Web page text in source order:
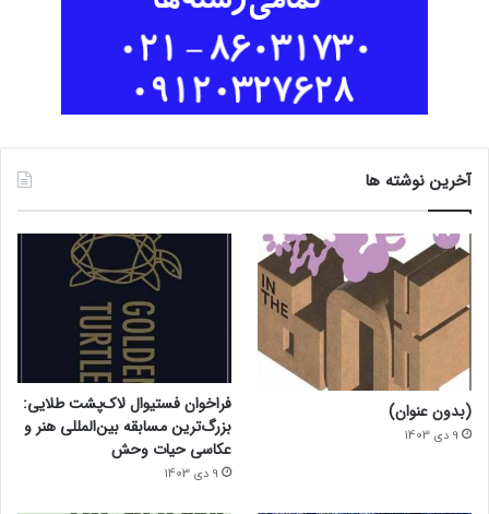
آخرین نوشته ها
(بدون عنوان)
9 دی 1403
فراخوان فستیوال لاک‌پشت طلایی:
بزرگ‌ترین مسابقه بین‌المللی هنر و
عکاسی حیات وحش
9 دی 1403